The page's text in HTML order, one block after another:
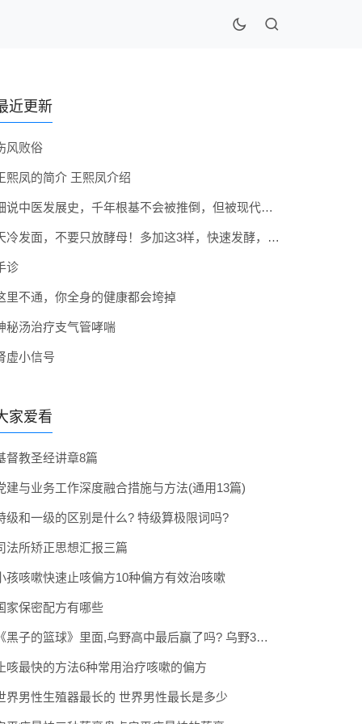
近更新
风败俗
熙凤的简介 王熙凤介绍
细说中医发展史，千年根基不会被推倒，但被现代医疗模式堵住出路
天冷发面，不要只放酵母！多加这3样，快速发酵，蓬松香软弹性十足
诊
里不通，你全身的健康都会垮掉
秘汤治疗支气管哮喘
虚小信号
家爱看
督教圣经讲章8篇
建与业务工作深度融合措施与方法(通用13篇)
级和一级的区别是什么? 特级算极限词吗?
法所矫正思想汇报三篇
孩咳嗽快速止咳偏方10种偏方有效治咳嗽
家保密配方有哪些
《黑子的篮球》里面,乌野高中最后赢了吗? 乌野3年拿到全国冠军了吗
咳最快的方法6种常用治疗咳嗽的偏方
界男性生殖器最长的 世界男性最长是多少